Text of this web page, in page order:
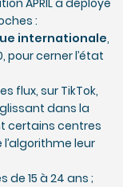
APRIL a déployé
:
internationale,
cerner l’état
flux, sur TikTok,
dans la
certains centres
leur
de 15 à 24 ans ;